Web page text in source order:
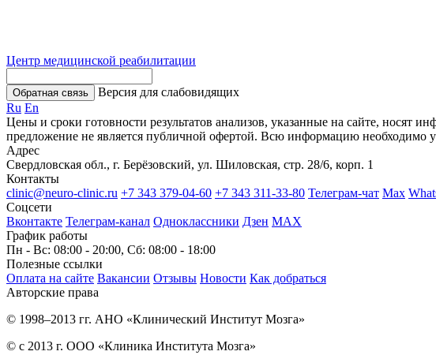
Центр медицинской реабилитации
Обратная связь
Версия для слабовидящих
Ru En
Цены и сроки готовности результатов анализов, указанные на сайте, носят
предложение не является публичной офертой. Всю информацию необходимо
Адрес
Свердловская обл., г. Берёзовский, ул. Шиловская, стр. 28/6, корп. 1
Контакты
clinic@neuro-clinic.ru +7 343 379-04-60 +7 343 311-33-80 Телеграм-чат Max
Соцсети
Вконтакте Телеграм-канал Одноклассники Дзен МАХ
График работы
Пн - Вс: 08:00 - 20:00, Сб: 08:00 - 18:00
Полезные ссылки
Оплата на сайте Вакансии Отзывы Новости Как добраться
Авторские права
© 1998–2013 гг. АНО «Клинический Институт Мозга»
© с 2013 г. ООО «Клиника Института Мозга»